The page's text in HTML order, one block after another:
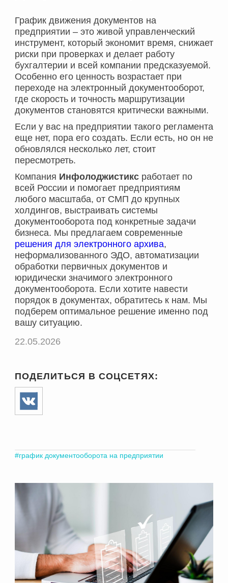
График движения документов на
предприятии – это живой управленческий
инструмент, который экономит время, снижает
риски при проверках и делает работу
бухгалтерии и всей компании предсказуемой.
Особенно его ценность возрастает при
переходе на электронный документооборот,
где скорость и точность маршрутизации
документов становятся критически важными.
Если у вас на предприятии такого регламента
еще нет, пора его создать. Если есть, но он не
обновлялся несколько лет, стоит
пересмотреть.
Компания Инфолоджистикс работает по
всей России и помогает предприятиям
любого масштаба, от СМП до крупных
холдингов, выстраивать системы
документооборота под конкретные задачи
бизнеса. Мы предлагаем современные
решения для электронного архива,
неформализованного ЭДО, автоматизации
обработки первичных документов и
юридически значимого электронного
документооборота. Если хотите навести
порядок в документах, обратитесь к нам. Мы
подберем оптимальное решение именно под
вашу ситуацию.
22.05.2026
ПОДЕЛИТЬСЯ В СОЦСЕТЯХ:
#график документооборота на предприятии